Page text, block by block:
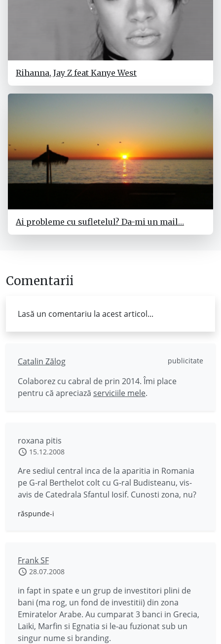
Rihanna, Jay Z feat Kanye West
Ai probleme cu sufletelul? Da-mi un mail…
Comentarii
Lasă un comentariu la acest articol...
Catalin Zălog publicitate
Colaborez cu cabral de prin 2014. Îmi place
pentru că apreciază serviciile mele.
roxana pitis
15.12.2008
Are sediul central inca de la aparitia in Romania
pe G-ral Berthelot colt cu G-ral Budisteanu, vis-
avis de Catedrala Sfantul Iosif. Cunosti zona, nu?
răspunde-i
Frank SF
28.07.2008
in fapt in spate e un grup de investitori plini de
bani (ma rog, un fond de investitii) din zona
Emiratelor Arabe. Au cumparat 3 banci in Grecia,
Laiki, Marfin si Egnatia si le-au fuzionat sub un
singur nume si branding.